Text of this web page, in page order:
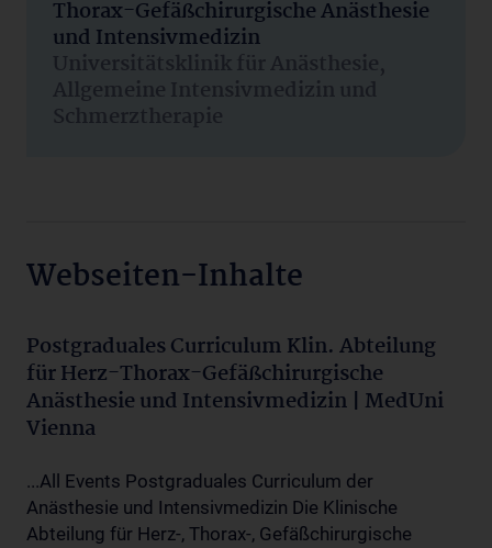
Thorax-Gefäßchirurgische Anästhesie
und Intensivmedizin
Universitätsklinik für Anästhesie,
Allgemeine Intensivmedizin und
Schmerztherapie
Webseiten-Inhalte
Postgraduales Curriculum Klin. Abteilung
für Herz-Thorax-Gefäßchirurgische
Anästhesie und Intensivmedizin | MedUni
Vienna
...All Events Postgraduales Curriculum der
Anästhesie und Intensivmedizin Die Klinische
Abteilung für Herz-, Thorax-, Gefäßchirurgische